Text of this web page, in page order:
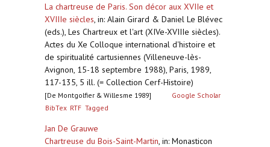
La chartreuse de Paris. Son décor aux XVIIe et
XVIIIe siècles, in: Alain Girard & Daniel Le Blévec
(eds.), Les Chartreux et l'art (XIVe-XVIIIe siècles).
Actes du Xe Colloque international d'histoire et
de spiritualité cartusiennes (Villeneuve-lès-
Avignon, 15-18 septembre 1988), Paris, 1989,
117-135, 5 ill. (= Collection Cerf-Histoire)
[De Montgolfier & Willesme 1989]
Google Scholar
BibTex RTF Tagged
Jan De Grauwe
Chartreuse du Bois-Saint-Martin, in: Monasticon